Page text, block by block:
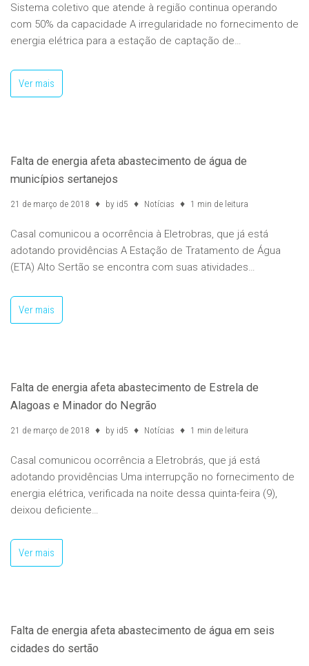
Sistema coletivo que atende à região continua operando
com 50% da capacidade A irregularidade no fornecimento de
energia elétrica para a estação de captação de…
Ver mais
Falta de energia afeta abastecimento de água de
municípios sertanejos
21 de março de 2018 by id5 Notícias 1 min de leitura
Casal comunicou a ocorrência à Eletrobras, que já está
adotando providências A Estação de Tratamento de Água
(ETA) Alto Sertão se encontra com suas atividades…
Ver mais
Falta de energia afeta abastecimento de Estrela de
Alagoas e Minador do Negrão
21 de março de 2018 by id5 Notícias 1 min de leitura
Casal comunicou ocorrência a Eletrobrás, que já está
adotando providências Uma interrupção no fornecimento de
energia elétrica, verificada na noite dessa quinta-feira (9),
deixou deficiente…
Ver mais
Falta de energia afeta abastecimento de água em seis
cidades do sertão